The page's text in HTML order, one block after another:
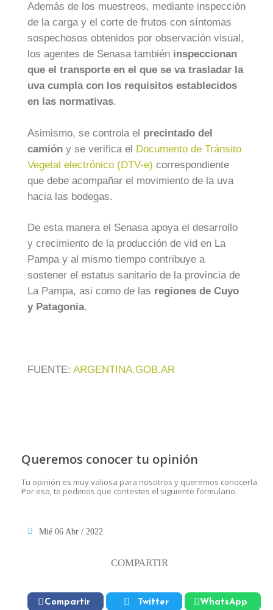
Además de los muestreos, mediante inspección
de la carga y el corte de frutos con síntomas
sospechosos obtenidos por observación visual,
los agentes de Senasa también inspeccionan
que el transporte en el que se va trasladar la
uva cumpla con los requisitos establecidos
en las normativas.
Asimismo, se controla el precintado del
camión y se verifica el Documento de Tránsito
Vegetal electrónico (DTV-e) correspondiente
que debe acompañar el movimiento de la uva
hacia las bodegas.
De esta manera el Senasa apoya el desarrollo
y crecimiento de la producción de vid en La
Pampa y al mismo tiempo contribuye a
sostener el estatus sanitario de la provincia de
La Pampa, asi como de las regiones de Cuyo
y Patagonia.
FUENTE: ARGENTINA.GOB.AR
Queremos conocer tu opinión
Tu opinión es muy valiosa para nosotros y queremos conocerla.
Por eso, te pedimos que contestes el siguiente formulario.
Mié 06 Abr / 2022
COMPARTIR
Compartir Twitter WhatsApp